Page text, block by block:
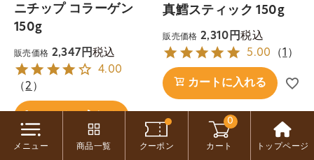
ニチップ コラーゲン
150g
販売価格 2,347 税込
4.00
（2 ）
真鱈スティック 150g
販売価格 2,310 税込
5.00 （1 ）
カートに入れる
メニュー 商品一覧 クーポン
0
カート トップページ